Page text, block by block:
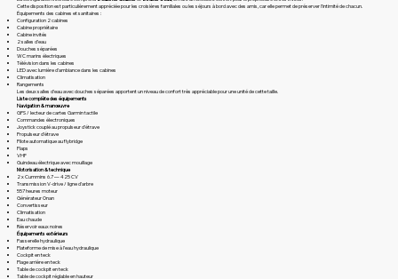
Cette disposition est particulièrement appréciée pour les croisières familiales ou les séjours à bord avec des amis, car elle permet de préserver l’intimité de chacun.
Équipements des cabines et sanitaires :
Configuration 2 cabines
Cabine propriétaire
Cabine invités
2 salles d’eau
Douches séparées
WC marins électriques
Télévision dans les cabines
LED avec lumière d’ambiance dans les cabines
Climatisation
Rangements
Les deux salles d’eau avec douches séparées apportent un niveau de confort très appréciable pour une unité de cette taille.
Liste complète des équipements
Navigation & manœuvre
GPS / lecteur de cartes Garmin tactile
Commandes électroniques
Joystick couplé au propulseur d’étrave
Propulseur d’étrave
Pilote automatique au flybridge
Flaps
VHF
Guindeau électrique avec mouillage
Motorisation & technique
2 x Cummins 6.7 — 425 CV
Transmission V-drive / ligne d’arbre
557 heures moteur
Générateur Onan
Convertisseur
Climatisation
Eau chaude
Réservoir eaux noires
Équipements extérieurs
Passerelle hydraulique
Plateforme de mise à l’eau hydraulique
Cockpit en teck
Plage arrière en teck
Table de cockpit en teck
Table de cockpit réglable en hauteur